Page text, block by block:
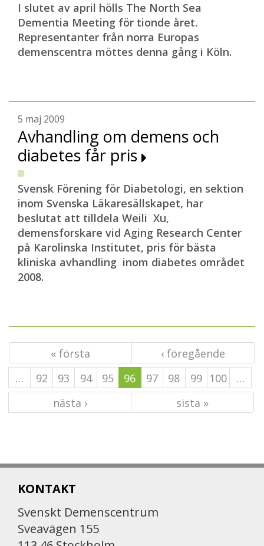
I slutet av april hölls The North Sea
Dementia Meeting för tionde året.
Representanter från norra Europas
demenscentra möttes denna gång i Köln.
5 maj 2009
Avhandling om demens och
diabetes får pris
Svensk Förening för Diabetologi, en sektion
inom Svenska Läkaresällskapet, har
beslutat att tilldela Weili Xu,
demensforskare vid Aging Research Center
på Karolinska Institutet, pris för bästa
kliniska avhandling inom diabetes området
2008.
« första
‹ föregående
…
92 93 94 95 96 97 98 99 100
…
nästa ›
sista »
KONTAKT
Svenskt Demenscentrum
Sveavägen 155